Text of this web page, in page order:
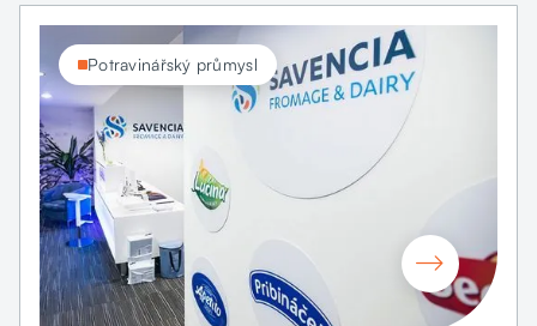
Potravinářský průmysl
